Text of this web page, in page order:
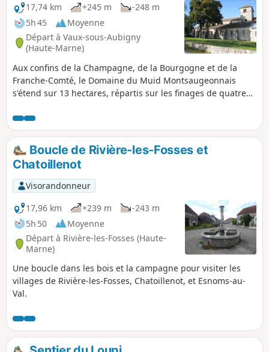
17,74 km
+245 m
-248 m
5h 45
Moyenne
Départ à Vaux-sous-Aubigny
(Haute-Marne)
Aux confins de la Champagne, de la Bourgogne et de la
Franche-Comté, le Domaine du Muid Montsaugeonnais
s'étend sur 13 hectares, répartis sur les finages de quatre
et Vaux-sous-Aubigny. Abandonnée depuis l'apparition du
phylloxéra à la fin du XIXe siècle, la vigne est réapparue en
1988, grâce aux Chevaliers du Montsaugeonnais.
Boucle de Rivière-les-Fosses et
Chatoillenot
Visorandonneur
17,96 km
+239 m
-243 m
5h 50
Moyenne
Départ à Rivière-les-Fosses (Haute-
Marne)
Une boucle dans les bois et la campagne pour visiter les
villages de Rivière-les-Fosses, Chatoillenot, et Esnoms-au-
Val.